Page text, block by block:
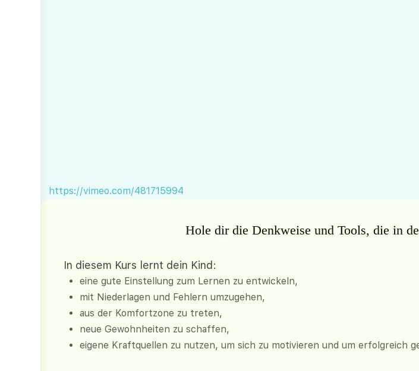
https://vimeo.com/481715994
Hole dir die Denkweise und Tools, die in
In diesem Kurs lernt dein Kind:
eine gute Einstellung zum Lernen zu entwickeln,
mit Niederlagen und Fehlern umzugehen,
aus der Komfortzone zu treten,
neue Gewohnheiten zu schaffen,
eigene Kraftquellen zu nutzen, um sich zu motivieren und um erfolgreich